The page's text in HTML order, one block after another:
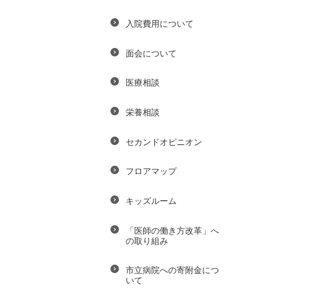
入院費用について
面会について
医療相談
栄養相談
セカンドオピニオン
フロアマップ
キッズルーム
「医師の働き方改革」へ
の取り組み
市立病院への寄附金につ
いて